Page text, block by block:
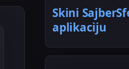
Skini
aplikaciju